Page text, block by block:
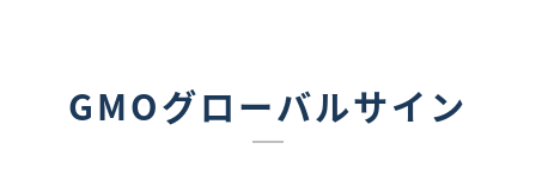
GMOグローバルサイン